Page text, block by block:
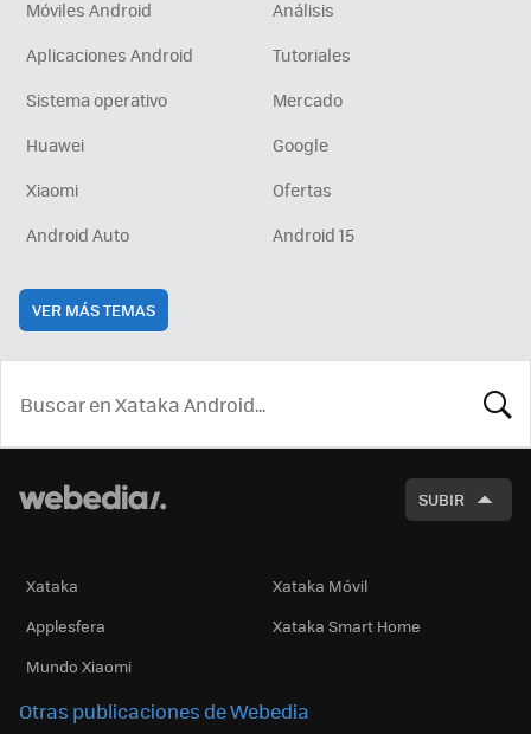
Móviles Android
Análisis
Aplicaciones Android
Tutoriales
Sistema operativo
Mercado
Huawei
Google
Xiaomi
Ofertas
Android Auto
Android 15
VER MÁS TEMAS
SUBIR
Xataka
Xataka Móvil
Applesfera
Xataka Smart Home
Mundo Xiaomi
Otras publicaciones de Webedia